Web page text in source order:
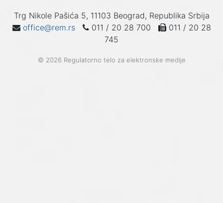
Trg Nikole Pašića 5, 11103 Beograd, Republika Srbija
office@rem.rs
011 / 20 28 700
011 / 20 28
745
© 2026 Regulatorno telo za elektronske medije